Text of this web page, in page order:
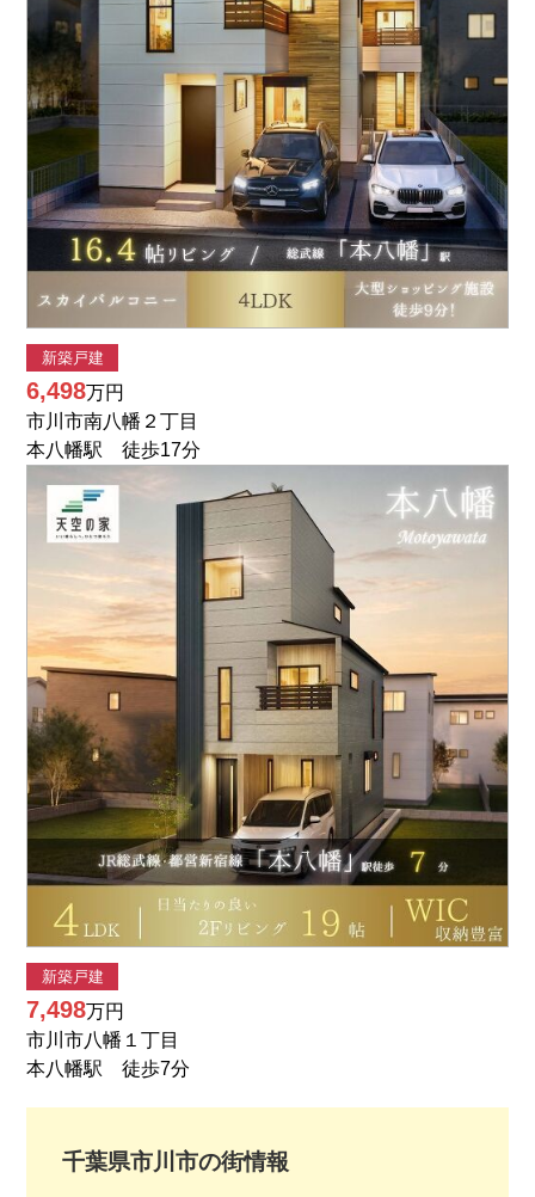
新築戸建
6,498万円
市川市南八幡２丁目
本八幡駅 徒歩17分
新築戸建
7,498万円
市川市八幡１丁目
本八幡駅 徒歩7分
千葉県市川市の街情報